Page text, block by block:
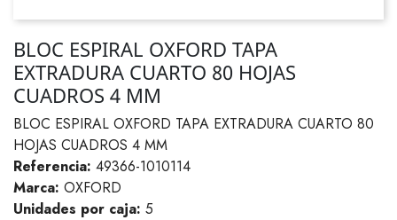
BLOC ESPIRAL OXFORD TAPA
EXTRADURA CUARTO 80 HOJAS
CUADROS 4 MM
BLOC ESPIRAL OXFORD TAPA EXTRADURA CUARTO 80
HOJAS CUADROS 4 MM
Referencia: 49366-1010114
Marca: OXFORD
Unidades por caja: 5